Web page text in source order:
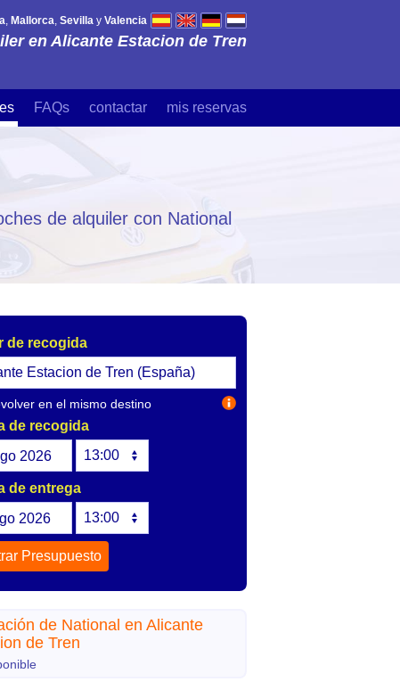
de alquiler con National
de recogida
en el mismo destino
de recogida
2026
de entrega
2026
de National en Alicante
de Tren
en Alicante Estacion de Tren
, Mallorca, Sevilla y Valencia
FAQs contactar mis reservas